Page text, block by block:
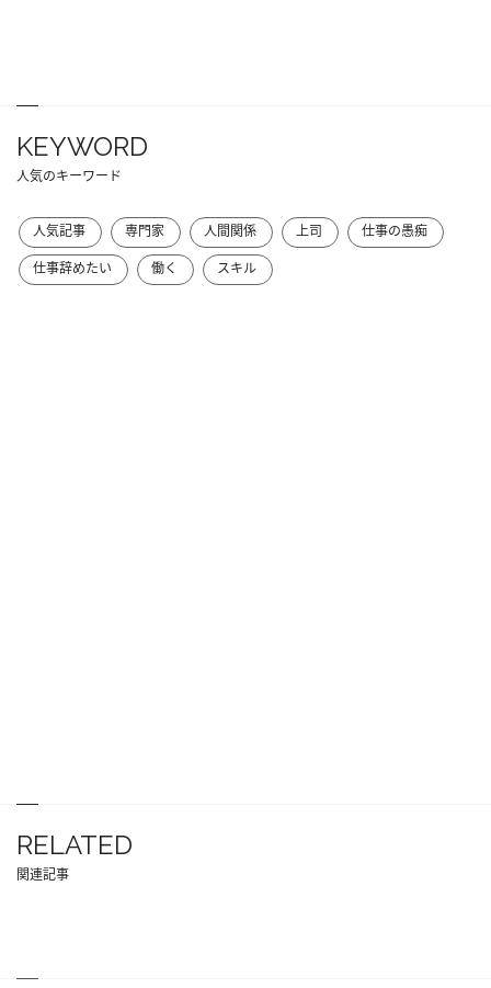
KEYWORD
人気のキーワード
人気記事 専門家 人間関係 上司
仕事の愚痴
仕事辞めたい
働く スキル
RELATED
関連記事